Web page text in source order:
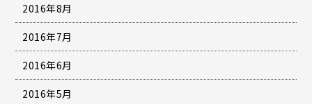
2016年8月
2016年7月
2016年6月
2016年5月